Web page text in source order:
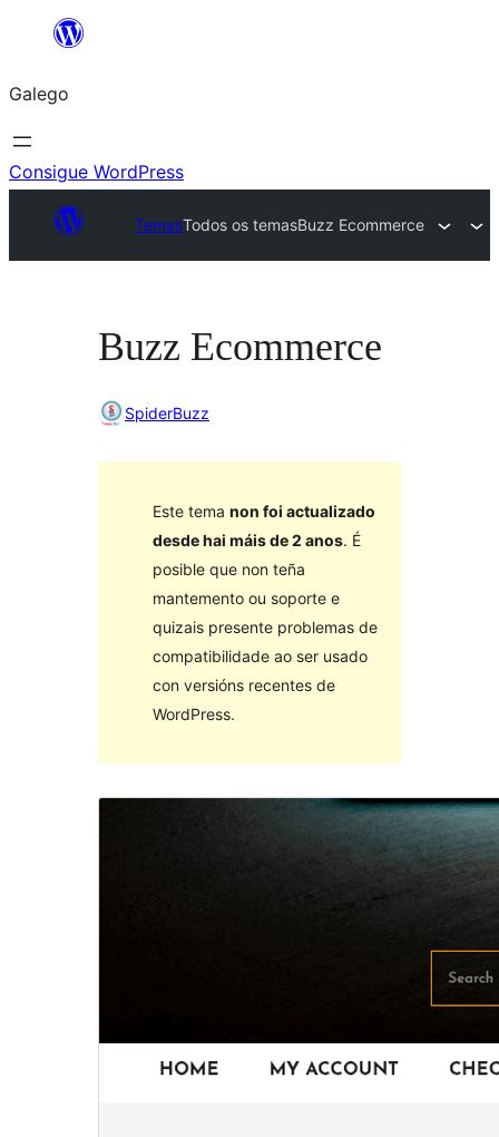
Saltar
contido
Galego
Consigue WordPress
TemasTodos os temasBuzz Ecommerce
Buzz Ecommerce
SpiderBuzz
Este tema non foi actualizado
desde hai máis de 2 anos. É
posible que non teña
mantemento ou soporte e
quizais presente problemas de
compatibilidade ao ser usado
con versións recentes de
WordPress.